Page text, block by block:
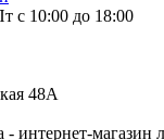
с 10:00 до 18:00
48А
- интернет-магазин